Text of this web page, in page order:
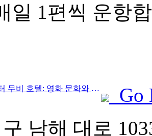
일 1편씩 운항
Prev:블록버스터 무비 호텔: 영화 문화와 숙박 경험의 창의적인 융합
Go
남해 대로